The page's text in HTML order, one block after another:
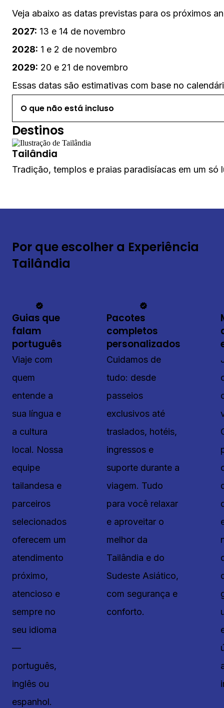
Veja abaixo as datas previstas para os próximos
2027: 13 e 14 de novembro
2028: 1 e 2 de novembro
2029: 20 e 21 de novembro
Essas datas são estimativas com base no
O que não está incluso
Destinos
Tailândia
Tradição, templos e praias paradisíacas em um só
Por que escolher a Experiência
Tailândia
Guias que
falam
português
Viaje com
quem
entende a
sua língua e
a cultura
local. Nossa
equipe
tailandesa e
parceiros
selecionados
oferecem um
atendimento
próximo,
atencioso e
sempre no
seu idioma
—
português,
inglês ou
espanhol.
Pacotes
completos
personalizados
Cuidamos de
tudo: desde
passeios
exclusivos até
traslados, hotéis,
ingressos e
suporte durante a
viagem. Tudo
para você relaxar
e aproveitar o
melhor da
Tailândia e do
Sudeste Asiático,
com segurança e
conforto.